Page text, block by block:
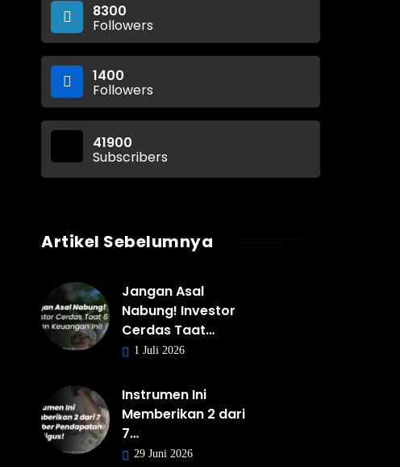
8300
Followers
1400
Followers
41900
Subscribers
Artikel Sebelumnya
Jangan Asal
Nabung! Investor
Cerdas Taat…
1 Juli 2026
Instrumen Ini
Memberikan 2 dari
7…
29 Juni 2026